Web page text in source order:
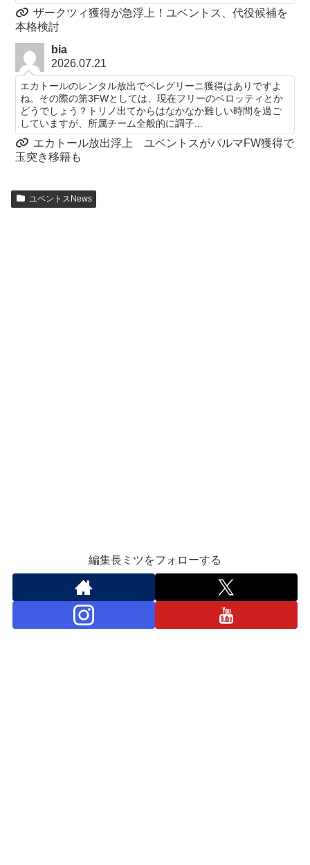
ザークツィ獲得が急浮上！ユベントス、代役候補を
本格検討
bia
2026.07.21
エカトールのレンタル放出でペレグリーニ獲得はありですよ
ね。その際の第3FWとしては、現在フリーのベロッティとか
どうでしょう？トリノ出てからはなかなか難しい時間を過ご
していますが、所属チーム全般的に調子...
エカトール放出浮上 ユベントスがパルマFW獲得で
玉突き移籍も
ユベントスNews
編集長ミツをフォローする